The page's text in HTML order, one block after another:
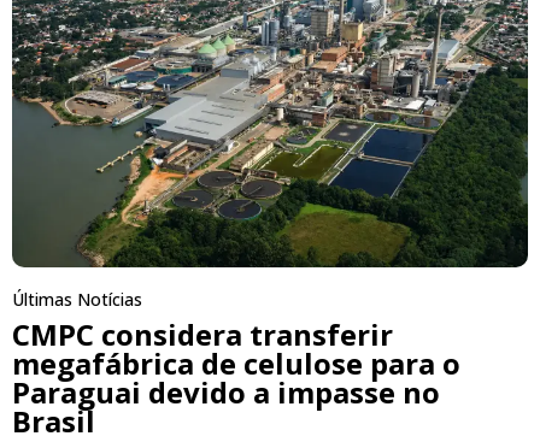
Últimas Notícias
CMPC considera transferir
megafábrica de celulose para o
Paraguai devido a impasse no
Brasil